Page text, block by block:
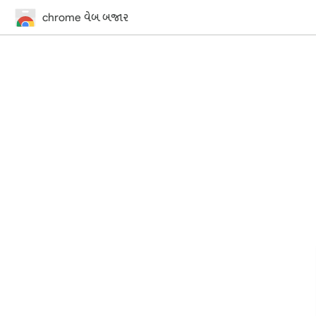
chrome વેબ બજાર